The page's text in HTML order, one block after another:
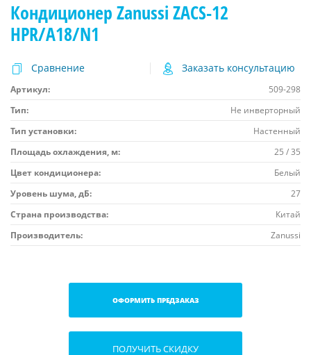
Кондиционер Zanussi ZACS-12
HPR/A18/N1
Сравнение Заказать консультацию
Артикул:
509-298
Тип:
Не инверторный
Тип установки:
Настенный
Площадь охлаждения, м:
25 / 35
Цвет кондиционера:
Белый
Уровень шума, дБ:
27
Страна производства:
Китай
Производитель:
Zanussi
ОФОРМИТЬ ПРЕДЗАКАЗ
ПОЛУЧИТЬ СКИДКУ